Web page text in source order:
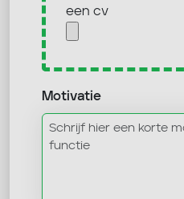
een cv
Motivatie